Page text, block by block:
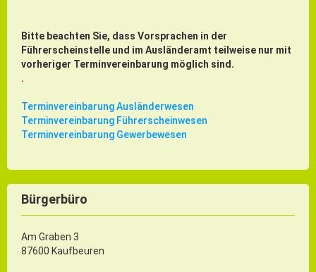
Tourismus- & Stadtmarketing
Bitte beachten Sie, dass Vorsprachen in der
Führerscheinstelle und im Ausländeramt teilweise nur mit
vorheriger Terminvereinbarung möglich sind.
.
Terminvereinbarung Ausländerwesen
Terminvereinbarung Führerscheinwesen
Terminvereinbarung Gewerbewesen
Bürgerbüro
Am Graben 3
87600 Kaufbeuren